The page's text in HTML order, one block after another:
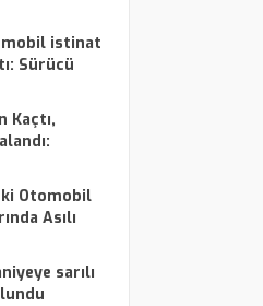
istinat
Sürücü
Kaçtı,
Otomobil
Asılı
sarılı